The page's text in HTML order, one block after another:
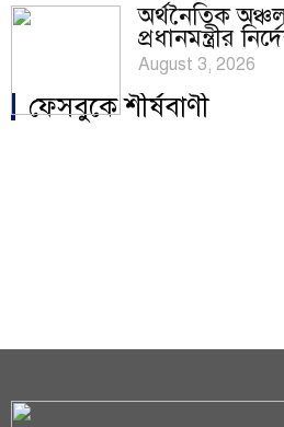
অর্থনৈতিক
প্রধানমন্ত্রীর
August 3, 2026
ফেসবুকে শীর্ষবাণী